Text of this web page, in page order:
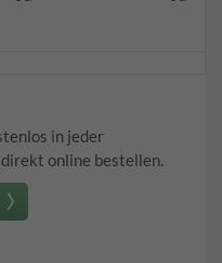
in jeder
online bestellen.